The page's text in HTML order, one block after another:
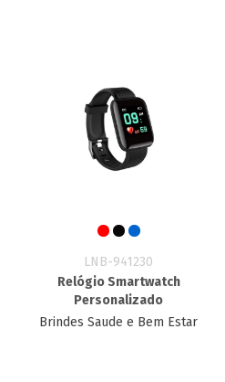
LNB-941230
Relógio Smartwatch
Personalizado
Brindes Saude e Bem Estar